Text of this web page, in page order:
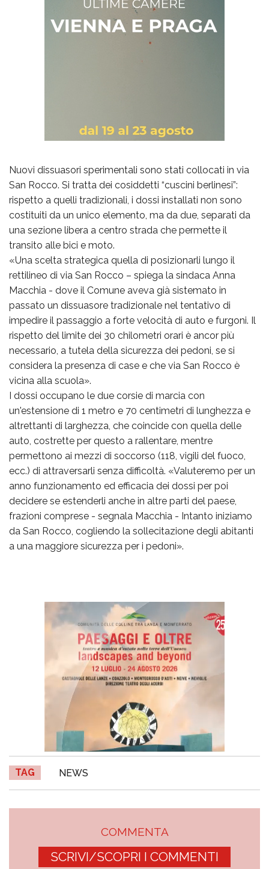
Nuovi dissuasori sperimentali sono stati collocati in via
San Rocco. Si tratta dei cosiddetti “cuscini berlinesi”:
rispetto a quelli tradizionali, i dossi installati non sono
costituiti da un unico elemento, ma da due, separati da
una sezione libera a centro strada che permette il
transito alle bici e moto.
«Una scelta strategica quella di posizionarli lungo il
rettilineo di via San Rocco – spiega la sindaca Anna
Macchia - dove il Comune aveva già sistemato in
passato un dissuasore tradizionale nel tentativo di
impedire il passaggio a forte velocità di auto e furgoni. Il
rispetto del limite dei 30 chilometri orari è ancor più
necessario, a tutela della sicurezza dei pedoni, se si
considera la presenza di case e che via San Rocco è
vicina alla scuola».
I dossi occupano le due corsie di marcia con
un'estensione di 1 metro e 70 centimetri di lunghezza e
altrettanti di larghezza, che coincide con quella delle
auto, costrette per questo a rallentare, mentre
permettono ai mezzi di soccorso (118, vigili del fuoco,
ecc.) di attraversarli senza difficoltà. «Valuteremo per un
anno funzionamento ed efficacia dei dossi per poi
decidere se estenderli anche in altre parti del paese,
frazioni comprese - segnala Macchia - Intanto iniziamo
da San Rocco, cogliendo la sollecitazione degli abitanti
a una maggiore sicurezza per i pedoni».
TAG NEWS
COMMENTA
SCRIVI/SCOPRI I COMMENTI